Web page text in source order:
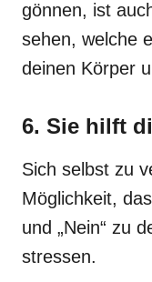
gönnen, ist
sehen, welche
deinen Körper
6. Sie hilft
Sich selbst zu
Möglichkeit,
und „Nein“ zu
stressen.